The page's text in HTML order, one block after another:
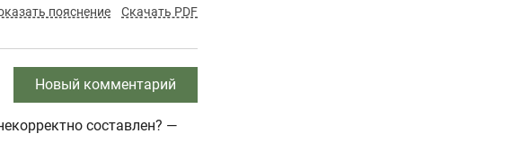
пояснение Скачать PDF
Новый комментарий
составлен? —